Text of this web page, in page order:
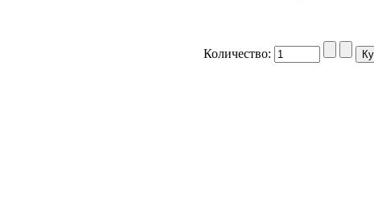
Количество: